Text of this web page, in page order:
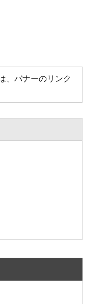
、バナーのリンク